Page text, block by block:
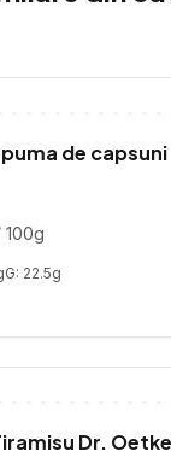
de capsuni
100g
G: 22.5g
Dr.